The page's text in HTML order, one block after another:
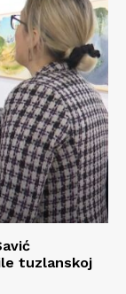
tuzlanskoj